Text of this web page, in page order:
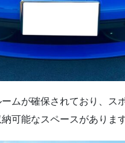
ムが確保されており、ス
可能なスペースがあります